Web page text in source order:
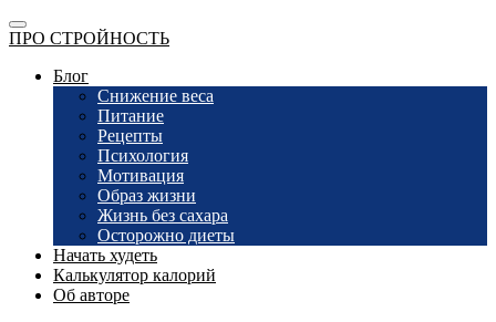
ПРО СТРОЙНОСТЬ
Блог
Снижение веса
Питание
Рецепты
Психология
Мотивация
Образ жизни
Жизнь без сахара
Осторожно диеты
Начать худеть
Калькулятор калорий
Об авторе